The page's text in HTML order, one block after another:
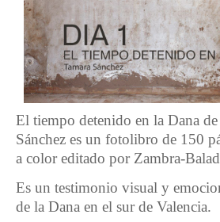
El tiempo detenido en la Dana de
Sánchez es un fotolibro de 150
a color editado por Zambra-
Es un testimonio visual y
de la Dana en el sur de Valencia.